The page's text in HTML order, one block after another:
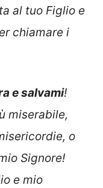
al tuo Figlio e
chiamare i
e salvami!
miserabile,
o
Signore!
e mio